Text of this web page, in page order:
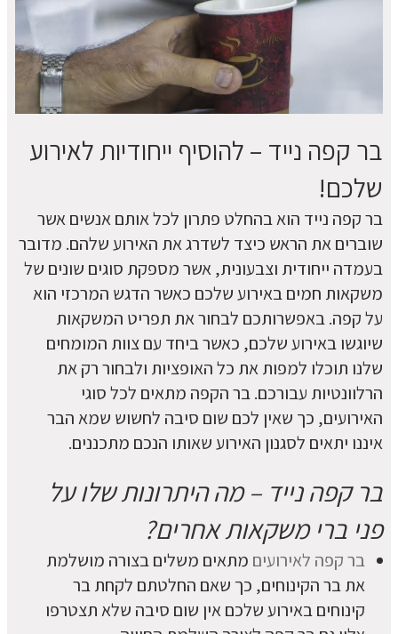
בר קפה נייד – להוסיף ייחודיות לאירוע
שלכם!
בר קפה נייד הוא בהחלט פתרון לכל אותם אנשים אשר
שוברים את הראש כיצד לשדרג את האירוע שלהם. מדובר
בעמדה ייחודית וצבעונית, אשר מספקת סוגים שונים של
משקאות חמים באירוע שלכם כאשר הדגש המרכזי הוא
על קפה. באפשרותכם לבחור את תפריט המשקאות
שיוגשו באירוע שלכם, כאשר ביחד עם צוות המומחים
שלנו תוכלו למפות את כל האופציות ולבחור רק את
הרלוונטיות עבורכם. בר הקפה מתאים לכל סוגי
האירועים, כך שאין לכם שום סיבה לחשוש שמא הבר
איננו יתאים לסגנון האירוע שאותו הנכם מתכננים.
בר קפה נייד – מה היתרונות שלו על
פני ברי משקאות אחרים?
בר קפה לאירועים מתאים משלים בצורה מושלמת
את בר הקינוחים, כך שאם החלטתם לקחת בר
קינוחים באירוע שלכם אין שום סיבה שלא תצטרפו